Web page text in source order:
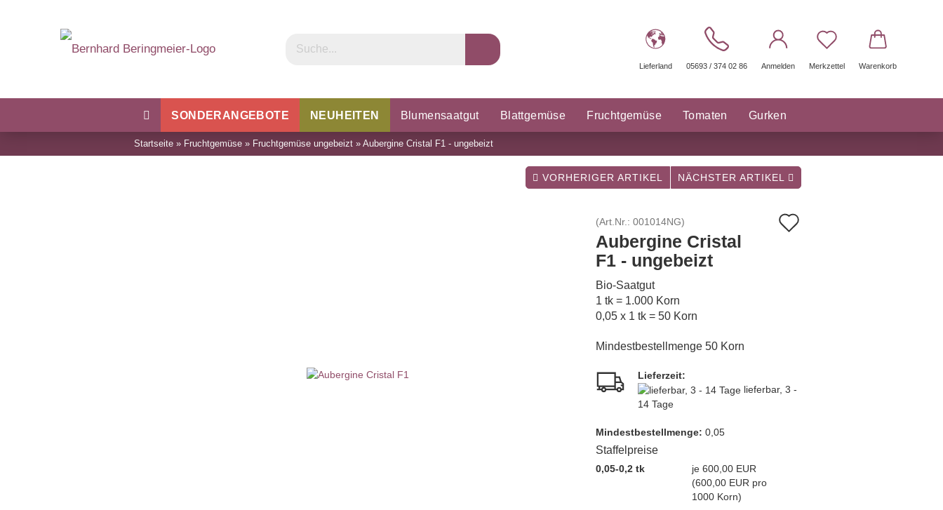
Lieferland 05693 / 374 02 86 Anmelden Merkzettel Warenkorb
SONDERANGEBOTE NEUHEITEN Blumensaatgut Blattgemüse Fruchtgemüse Tomaten Gurken
Kohl Bohnen & Erbsen Wurzel & Knollen Microgreens
Startseite » Fruchtgemüse » Fruchtgemüse ungebeizt » Aubergine Cristal F1 - ungebeizt
VORHERIGER ARTIKEL NÄCHSTER ARTIKEL
(Art.Nr.: 001014NG)
Aubergine Cristal
F1 - ungebeizt
Bio-Saatgut
1 tk = 1.000 Korn
0,05 x 1 tk = 50 Korn
Mindestbestellmenge 50 Korn
Lieferzeit:
lieferbar, 3 -
14 Tage
Mindest­bestellmenge: 0,05
Staffelpreise
0,05-0,2 tk
je 600,00 EUR
(600,00 EUR pro
1000 Korn)